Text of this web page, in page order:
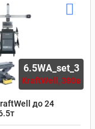
6.5WA_set_3
KraftWell,380в
до 24